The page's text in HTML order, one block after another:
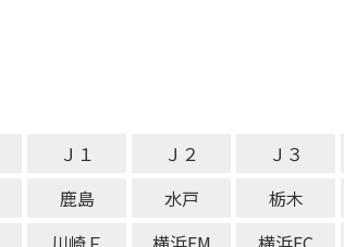
Ｊ１ Ｊ２ Ｊ３
鹿島 水戸 栃木